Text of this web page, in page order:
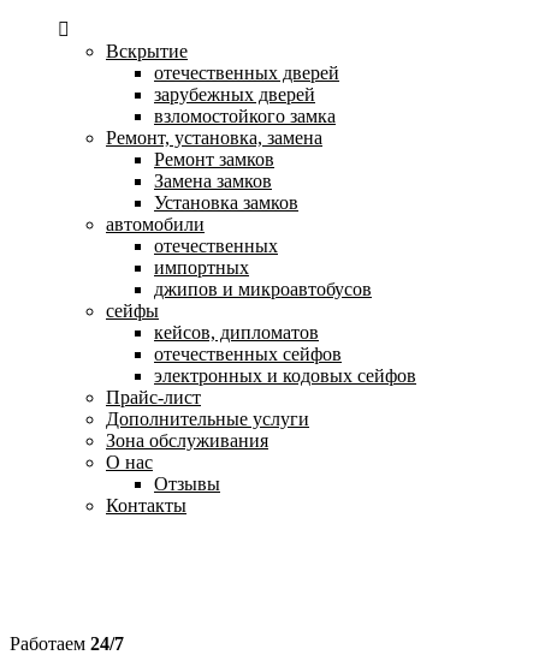
Вскрытие
отечественных дверей
зарубежных дверей
взломостойкого замка
Ремонт, установка, замена
Ремонт замков
Замена замков
Установка замков
автомобили
отечественных
импортных
джипов и микроавтобусов
сейфы
кейсов, дипломатов
отечественных сейфов
электронных и кодовых сейфов
Прайс-лист
Дополнительные услуги
Зона обслуживания
О нас
Отзывы
Контакты
Работаем 24/7